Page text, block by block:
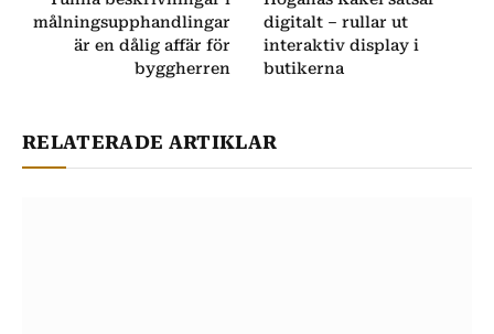
målningsupphandlingar
är en dålig affär för
byggherren
digitalt – rullar ut
interaktiv display i
butikerna
RELATERADE ARTIKLAR